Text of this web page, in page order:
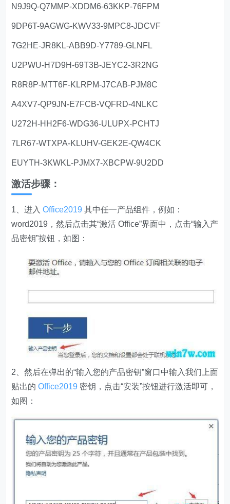
N9J9Q-Q7MMP-XDDM6-63KKP-76FPM
9DP6T-9AGWG-KWV33-9MPC8-JDCVF
7G2HE-JR8KL-ABB9D-Y7789-GLNFL
U2PWU-H7D9H-69T3B-JEYC2-3R2NG
R8R8P-MTT6F-KLRPM-J7CAB-PJM8C
A4XV7-QP9JN-E7FCB-VQFRD-4NLKC
U272H-HH2F6-WDG36-ULUPX-PCHTJ
7LR67-WTXPA-KLUHV-GEK2E-QW4CK
EUYTH-3KWKL-PJMX7-XBCPW-9U2DD
激活步骤：
1、进入Office2019 其中任一产品组件，例如：
word2019，然后点击其“激活 Office”界面中，点击“输入产
品密钥”按钮，如图：
2、然后在弹出的“输入您的产品密钥”窗口中输入我们上面
贴出的Office2019 密钥，点击“安装”按钮进行激活即可，
如图：